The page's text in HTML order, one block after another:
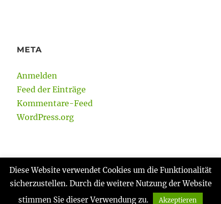
META
Anmelden
Feed der Einträge
Kommentare-Feed
WordPress.org
Gabi Reinmann Datenschutzerklärung
Stolz
präsentiert von WordPress
Diese Website verwendet Cookies um die Funktionalität
sicherzustellen. Durch die weitere Nutzung der Website
stimmen Sie dieser Verwendung zu.
Akzeptieren